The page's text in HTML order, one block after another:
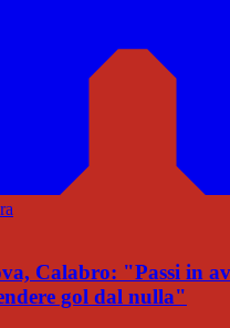
Calabro: "Passi in
gol dal nulla"